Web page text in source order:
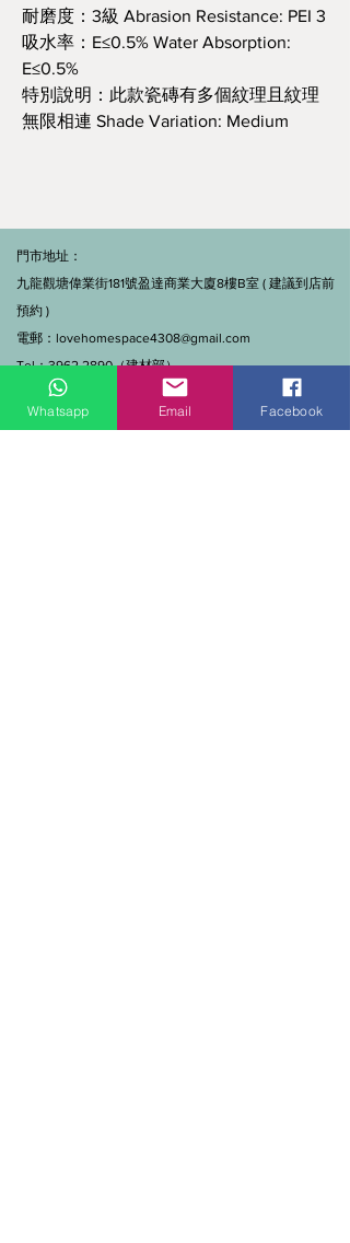
耐磨度：3級 Abrasion Resistance: PEI 3
吸水率：E≤0.5% Water Absorption:
E≤0.5%
特別說明：此款瓷磚有多個紋理且紋理
無限相連 Shade Variation: Medium
門市地址：
九龍觀塘偉業街181號盈達商業大廈8樓B室 ( 建議到店前
預約 )
電郵： lovehomespace4308@gmail.com
Tel：3962 2890（建材部）
WhatsApp：9144 7280（建材部）
門市營業時間：早上11點到7點(星期一門市休息)
Whatsapp Email Facebook